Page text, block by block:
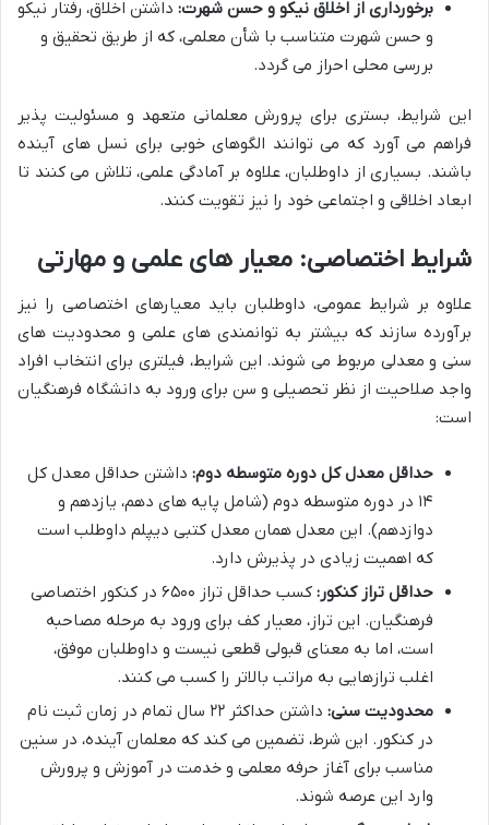
برخورداری از اخلاق نیکو و حسن شهرت: داشتن اخلاق، رفتار نیکو
و حسن شهرت متناسب با شأن معلمی، که از طریق تحقیق و
بررسی محلی احراز می گردد.
این شرایط، بستری برای پرورش معلمانی متعهد و مسئولیت پذیر
فراهم می آورد که می توانند الگوهای خوبی برای نسل های آینده
باشند. بسیاری از داوطلبان، علاوه بر آمادگی علمی، تلاش می کنند تا
ابعاد اخلاقی و اجتماعی خود را نیز تقویت کنند.
شرایط اختصاصی: معیار های علمی و مهارتی
علاوه بر شرایط عمومی، داوطلبان باید معیارهای اختصاصی را نیز
برآورده سازند که بیشتر به توانمندی های علمی و محدودیت های
سنی و معدلی مربوط می شوند. این شرایط، فیلتری برای انتخاب افراد
واجد صلاحیت از نظر تحصیلی و سن برای ورود به دانشگاه فرهنگیان
است:
حداقل معدل کل دوره متوسطه دوم: داشتن حداقل معدل کل
۱۴ در دوره متوسطه دوم (شامل پایه های دهم، یازدهم و
دوازدهم). این معدل همان معدل کتبی دیپلم داوطلب است
که اهمیت زیادی در پذیرش دارد.
حداقل تراز کنکور:
کسب حداقل تراز ۶۵۰۰ در کنکور اختصاصی
فرهنگیان. این تراز، معیار کف برای ورود به مرحله مصاحبه
است، اما به معنای قبولی قطعی نیست و داوطلبان موفق،
اغلب ترازهایی به مراتب بالاتر را کسب می کنند.
محدودیت سنی:
داشتن حداکثر ۲۲ سال تمام در زمان ثبت نام
در کنکور. این شرط، تضمین می کند که معلمان آینده، در سنین
مناسب برای آغاز حرفه معلمی و خدمت در آموزش و پرورش
وارد این عرصه شوند.